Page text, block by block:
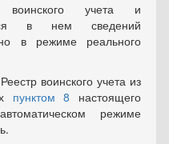
воинского учета и
в нем сведений
в режиме реального
воинского учета из
пунктом 8 настоящего
режиме